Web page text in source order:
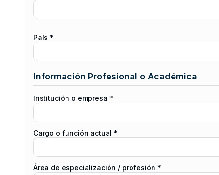
País *
Información Profesional o Académica
Institución o empresa *
Cargo o función actual *
Área de especialización / profesión *